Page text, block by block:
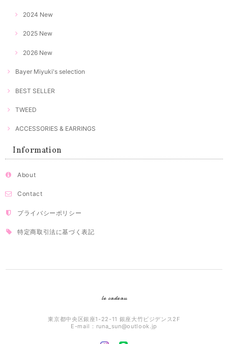
2024 New
2025 New
2026 New
Bayer Miyuki's selection
BEST SELLER
TWEED
ACCESSORIES & EARRINGS
Information
About
Contact
プライバシーポリシー
特定商取引法に基づく表記
le cadeau
東京都中央区銀座1-22-11 銀座大竹ビジデンス2F
E-mail： runa_sun@outlook.jp